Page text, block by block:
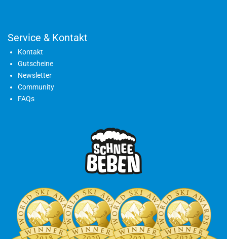
Service & Kontakt
Kontakt
Gutscheine
Newsletter
Community
FAQs